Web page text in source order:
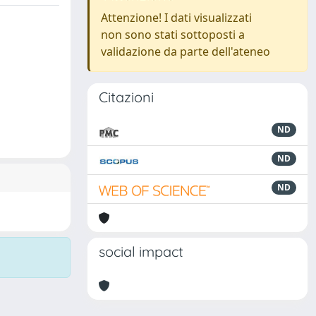
Attenzione! I dati visualizzati
non sono stati sottoposti a
validazione da parte dell'ateneo
Citazioni
ND
ND
ND
social impact